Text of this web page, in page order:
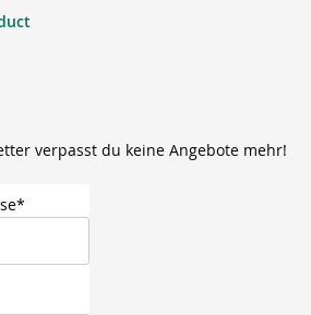
verpasst du keine Angebote mehr!